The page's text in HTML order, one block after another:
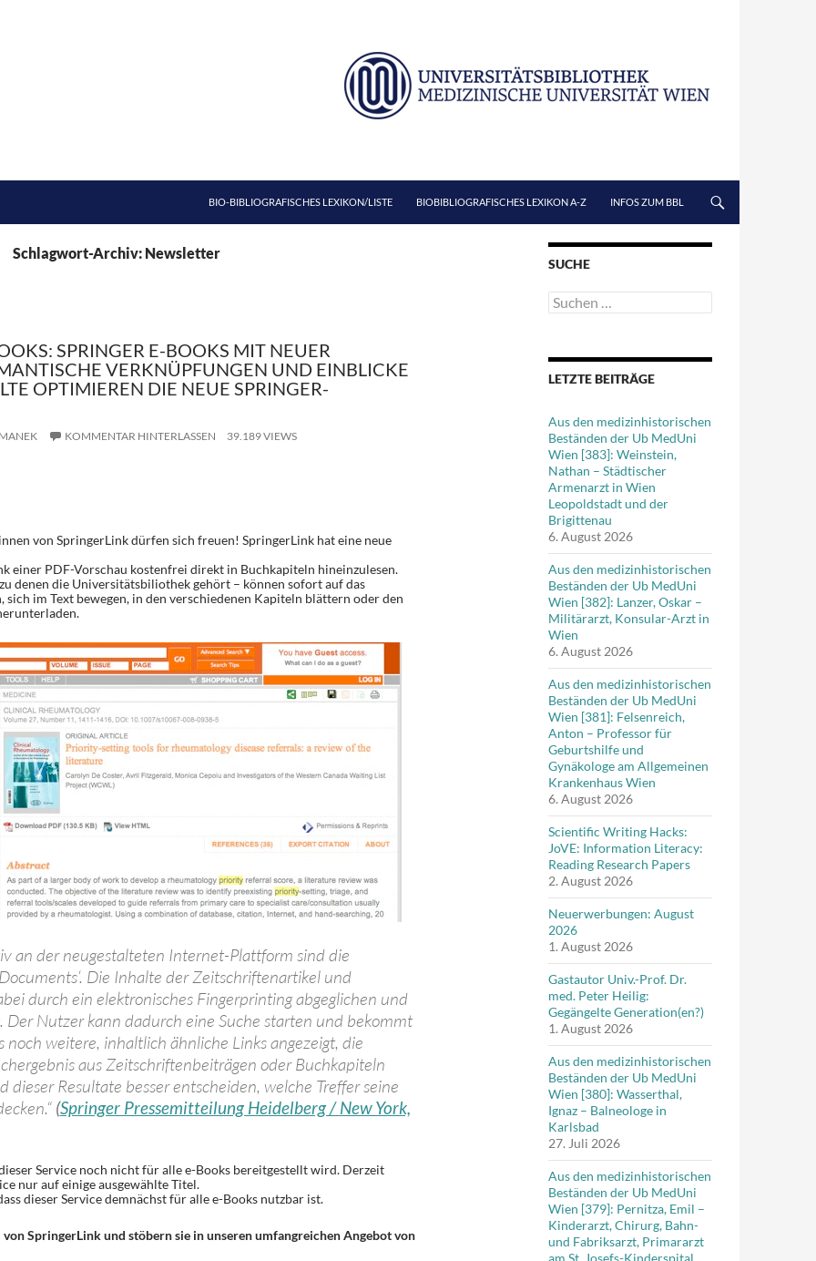
BIO-BIBLIOGRAFISCHES LEXIKON/LISTE
BIOBIBLIOGRAFISCHES LEXIKON A-Z INFOS ZUM BBL
Schlagwort-Archiv: Newsletter
SPRINGER E-BOOKS MIT NEUER
VERKNÜPFUNGEN UND EINBLICKE
OPTIMIEREN DIE NEUE SPRINGER-
KOMMENTAR HINTERLASSEN 39.189 VIEWS
von SpringerLink dürfen sich freuen! SpringerLink hat eine neue
einer PDF-Vorschau kostenfrei direkt in Buchkapiteln hineinzulesen.
denen die Universitätsbiliothek gehört – können sofort auf das
sich im Text bewegen, in den verschiedenen Kapiteln blättern oder den
an der neugestalteten Internet-Plattform sind die
Die Inhalte der Zeitschriftenartikel und
durch ein elektronisches Fingerprinting abgeglichen und
Nutzer kann dadurch eine Suche starten und bekommt
noch weitere, inhaltlich ähnliche Links angezeigt, die
aus Zeitschriftenbeiträgen oder Buchkapiteln
dieser Resultate besser entscheiden, welche Treffer seine
(Springer Pressemitteilung Heidelberg / New York,
Service noch nicht für alle e-Books bereitgestellt wird. Derzeit
nur auf einige ausgewählte Titel.
dieser Service demnächst für alle e-Books nutzbar ist.
von SpringerLink und stöbern sie in unseren umfangreichen Angebot von
SUCHE
Suchen
nach:
LETZTE BEITRÄGE
Aus den medizinhistorischen
Beständen der Ub MedUni
Wien [383]: Weinstein,
Nathan – Städtischer
Armenarzt in Wien
Leopoldstadt und der
Brigittenau
6. August 2026
Aus den medizinhistorischen
Beständen der Ub MedUni
Wien [382]: Lanzer, Oskar –
Militärarzt, Konsular-Arzt in
Wien
6. August 2026
Aus den medizinhistorischen
Beständen der Ub MedUni
Wien [381]: Felsenreich,
Anton – Professor für
Geburtshilfe und
Gynäkologe am Allgemeinen
Krankenhaus Wien
6. August 2026
Scientific Writing Hacks:
JoVE: Information Literacy:
Reading Research Papers
2. August 2026
Neuerwerbungen: August
2026
1. August 2026
Gastautor Univ.-Prof. Dr.
med. Peter Heilig:
Gegängelte Generation(en?)
1. August 2026
Aus den medizinhistorischen
Beständen der Ub MedUni
Wien [380]: Wasserthal,
Ignaz – Balneologe in
Karlsbad
27. Juli 2026
Aus den medizinhistorischen
Beständen der Ub MedUni
Wien [379]: Pernitza, Emil –
Kinderarzt, Chirurg, Bahn-
und Fabriksarzt, Primararzt
am St. Josefs-Kinderspital